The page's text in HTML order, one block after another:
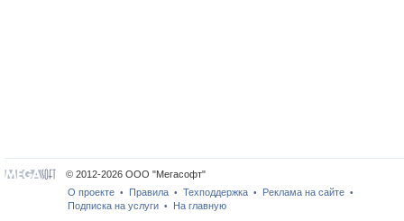
© 2012-2026 ООО "Мегасофт"
О проекте • Правила • Техподдержка • Реклама на сайте •
Подписка на услуги • На главную